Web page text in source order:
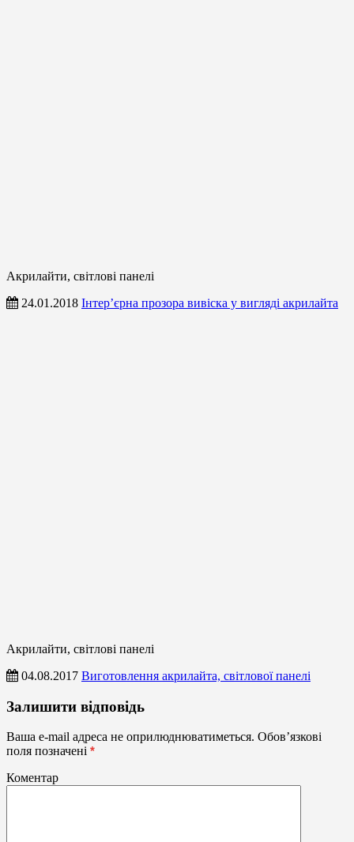
Акрилайти, світлові панелі
24.01.2018 Інтер’єрна прозора вивіска у вигляді акрилайта
Акрилайти, світлові панелі
04.08.2017 Виготовлення акрилайта, світлової панелі
Акрилайти,
панелі
Залишити відповідь
Ваша e-mail адреса не оприлюднюватиметься. Обов’язкові
поля позначені *
Коментар